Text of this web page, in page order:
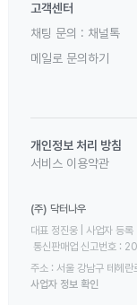
고객센터
채팅 문의 : 채널톡
메일로 문의하기
개인정보 처리 방침
서비스 이용약관
(주) 닥터나우
대표 정진웅 | 사업자
통신판매업 신고번호
주소 : 서울 강남구 테헤
사업자 정보 확인